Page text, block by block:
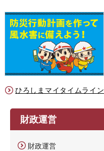
ひろしまマイタイムライン
財政運営
財政運営